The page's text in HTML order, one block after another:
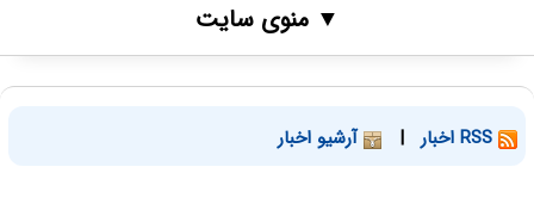
▼ منوی سایت
| آرشیو اخبار